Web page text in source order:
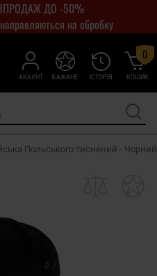
ДО -50%
на обробку
АКАУНТ ІСТОРІЯ
БАЖАНЕ КОШИК
0
Польського тиснений - Чорний